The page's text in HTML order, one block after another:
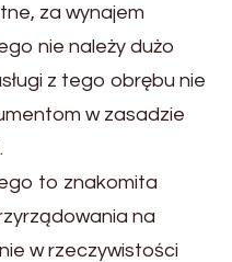
za wynajem
nie należy dużo
z tego obrębu nie
w zasadzie
to znakomita
na
w rzeczywistości